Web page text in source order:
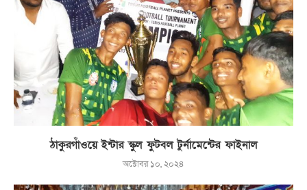
ঠাকুরগাঁওয়ে ইন্টার স্কুল ফুটবল টুর্নামেন্টের ফাইনাল
অক্টোবর ১০, ২০২৪